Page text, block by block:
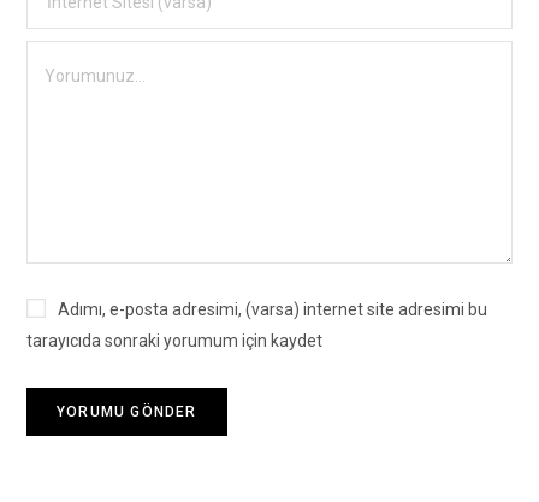
Adımı, e-posta adresimi, (varsa) internet site adresimi bu
tarayıcıda sonraki yorumum için kaydet